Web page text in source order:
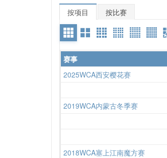
按项目 按比赛
赛事
2025WCA西安樱花赛
2019WCA内蒙古冬季赛
2018WCA塞上江南魔方赛